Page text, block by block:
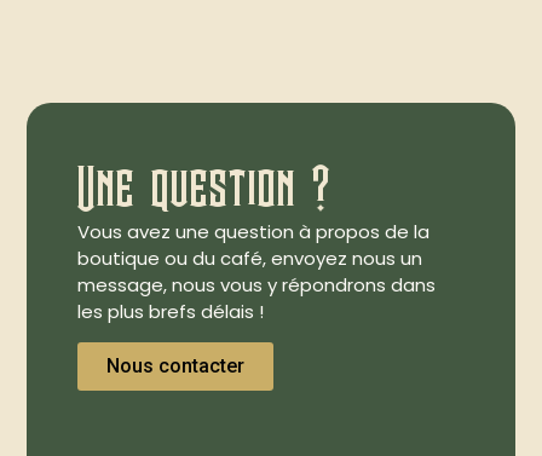
Une question ?
Vous avez une question à propos de la
boutique ou du café, envoyez nous un
message, nous vous y répondrons dans
les plus brefs délais !
Nous contacter